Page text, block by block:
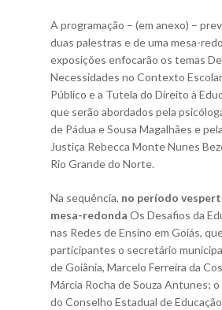
A programação – (em anexo) –
duas palestras e de uma mesa-
exposições enfocarão os temas
Necessidades no Contexto
Público e a Tutela do Direito à
que serão abordados pela
de Pádua e Sousa Magalhães e
Justiça Rebecca Monte Nunes
Rio Grande do Norte.
Na sequência, no período
mesa-redonda Os Desafios da
nas Redes de Ensino em Goiás,
participantes o secretário
de Goiânia, Marcelo Ferreira da
Márcia Rocha de Souza Antunes;
do Conselho Estadual de